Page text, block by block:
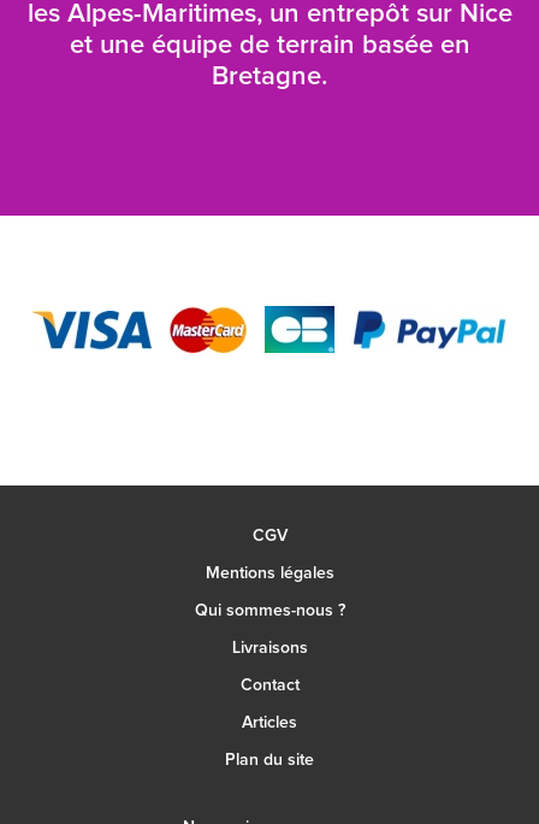
les Alpes-Maritimes, un entrepôt sur Nice
et une équipe de terrain basée en
Bretagne.
CGV
Mentions légales
Qui sommes-nous ?
Livraisons
Contact
Articles
Plan du site